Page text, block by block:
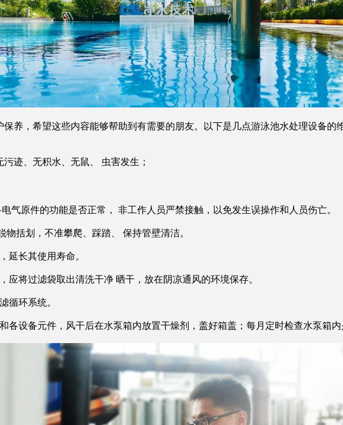
，希望这些内容能够帮助到有需要的朋友。以下是几点游泳池水处理设备的
、无积水、无鼠、 虫害发生；
原件的功能是否正常， 非工作人员严禁接触，以免发生误操作和人员伤亡。
括划，不准攀爬、踩踏、 保持管壁清洁。
长其使用寿命。
将过滤袋取出清洗干净 晒干，放在阴凉通风的环境保存。
环系统。
设备元件，风干后在水泵箱内放置干燥剂，盖好箱盖；每月定时检查水泵箱内